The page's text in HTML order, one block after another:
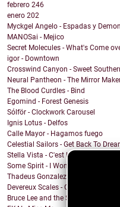
febrero 246
enero 202
Myckgel Angelo - Espadas y
MANOSai - Mejico
Secret Molecules - What's Come
igor - Downtown
Crosswind Canyon - Sweet
Neural Pantheon - The Mirror
The Blood Curdles - Bind
Egomind - Forest Genesis
Sólför - Clockwork Carousel
Ignis Lotus - Delfos
Calle Mayor - Hagamos fuego
Celestial Sailors - Get Back To
Stella Vista - C'est la Vie
Some Spirit - I Won't Let You Down
Thadeus Gonzalez - Every Heart
Devereux Scales - Close Your Eyes
Bruce Lee and the Streetfighters -